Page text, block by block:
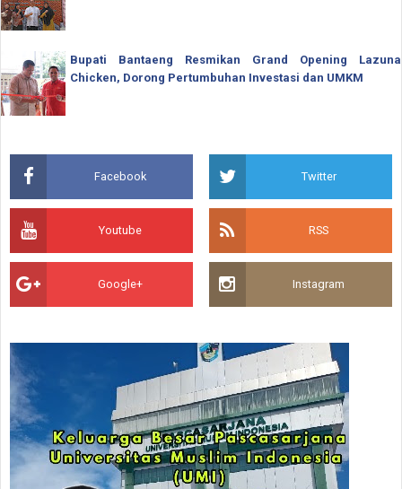
Bupati Bantaeng Resmikan Grand Opening Lazuna
Chicken, Dorong Pertumbuhan Investasi dan UMKM
Facebook Twitter
Youtube RSS
Google+ Instagram